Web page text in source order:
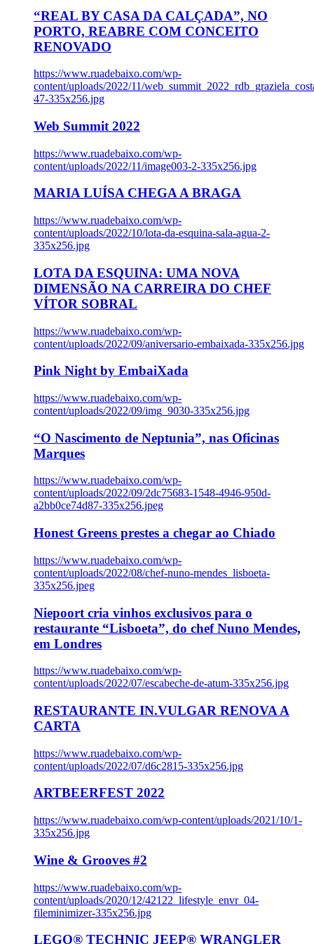
“REAL BY CASA DA CALÇADA”, NO
PORTO, REABRE COM CONCEITO
RENOVADO
https://www.ruadebaixo.com/wp-
content/uploads/2022/11/
47-335x256.jpg
Web Summit 2022
https://www.ruadebaixo.com/wp-
content/uploads/2022/11/image003-2-335x256.jpg
MARIA LUÍSA CHEGA A BRAGA
https://www.ruadebaixo.com/wp-
content/uploads/2022/10/lota-da-esquina-sala-agua-2-
335x256.jpg
LOTA DA ESQUINA: UMA NOVA
DIMENSÃO NA CARREIRA DO CHEF
VÍTOR SOBRAL
https://www.ruadebaixo.com/wp-
content/uploads/2022/09/aniversario-embaixada-335x256.jpg
Pink Night by EmbaiXada
https://www.ruadebaixo.com/wp-
content/uploads/2022/09/img_9030-335x256.jpg
“O Nascimento de Neptunia”, nas Oficinas
Marques
https://www.ruadebaixo.com/wp-
content/uploads/2022/09/2dc75683-1548-4946-950d-
a2bb0ce74d87-335x256.jpeg
Honest Greens prestes a chegar ao Chiado
https://www.ruadebaixo.com/wp-
content/uploads/2022/08/chef-nuno-mendes_lisboeta-
335x256.jpeg
Niepoort cria vinhos exclusivos para o
restaurante “Lisboeta”, do chef Nuno Mendes,
em Londres
https://www.ruadebaixo.com/wp-
content/uploads/2022/07/escabeche-de-atum-335x256.jpg
RESTAURANTE IN.VULGAR RENOVA A
CARTA
https://www.ruadebaixo.com/wp-
content/uploads/2022/07/d6c2815-335x256.jpg
ARTBEERFEST 2022
https://www.ruadebaixo.com/wp-content/uploads/2021/10/1-
335x256.jpg
Wine & Grooves #2
https://www.ruadebaixo.com/wp-
content/uploads/2020/12/42122_lifestyle_envr_04-
fileminimizer-335x256.jpg
LEGO® TECHNIC JEEP® WRANGLER